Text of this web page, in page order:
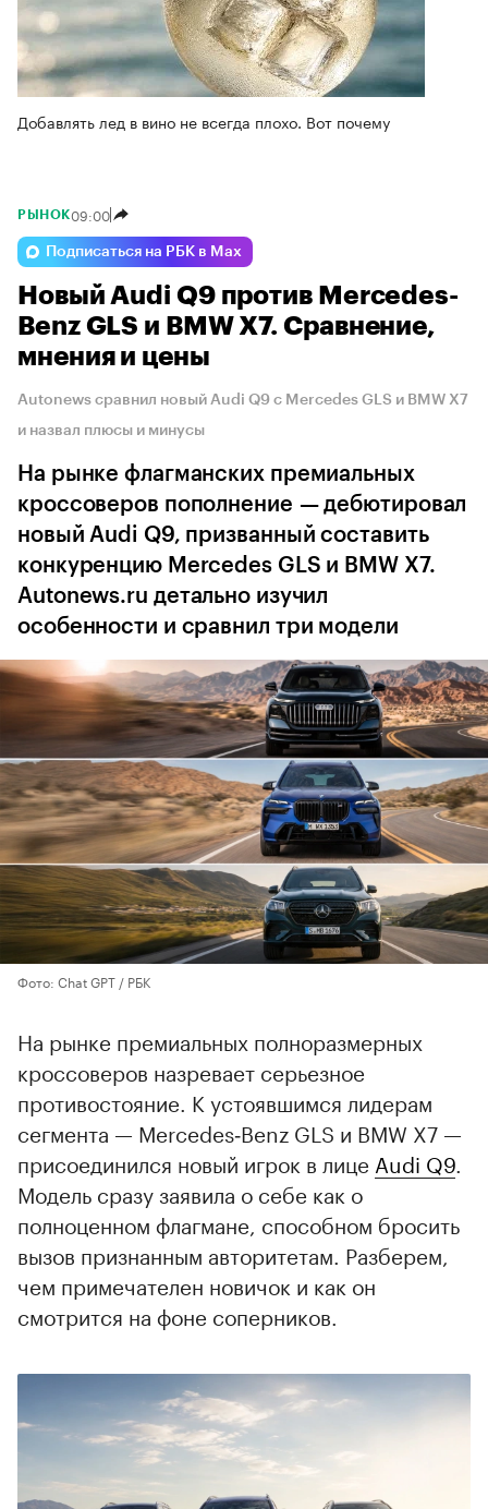
Добавлять лед в вино не всегда плохо. Вот почему
РЫНОК09:00
Подписаться на РБК в Max
Новый Audi Q9 против Mercedes-
Benz GLS и BMW X7. Сравнение,
мнения и цены
Autonews сравнил новый Audi Q9 с Mercedes GLS и BMW X7
и назвал плюсы и минусы
На рынке флагманских премиальных
кроссоверов пополнение — дебютировал
новый Audi Q9, призванный составить
конкуренцию Mercedes GLS и BMW X7.
Autonews.ru детально изучил
особенности и сравнил три модели
Фото: Chat GPT / РБК
На рынке премиальных полноразмерных
кроссоверов назревает серьезное
противостояние. К устоявшимся лидерам
сегмента — Mercedes‑Benz GLS и BMW X7 —
присоединился новый игрок в лице Audi Q9.
Модель сразу заявила о себе как о
полноценном флагмане, способном бросить
вызов признанным авторитетам. Разберем,
чем примечателен новичок и как он
смотрится на фоне соперников.